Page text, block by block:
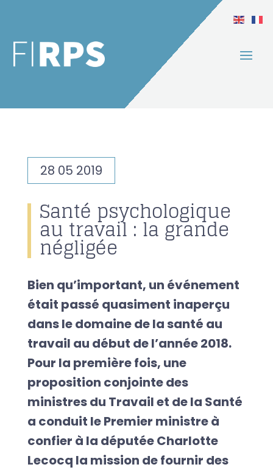
28 05 2019
Santé psychologique
au travail : la grande
négligée
Bien qu’important, un événement
était passé quasiment inaperçu
dans le domaine de la santé au
travail au début de l’année 2018.
Pour la première fois, une
proposition conjointe des
ministres du Travail et de la Santé
a conduit le Premier ministre à
confier à la députée Charlotte
Lecocq la mission de fournir des